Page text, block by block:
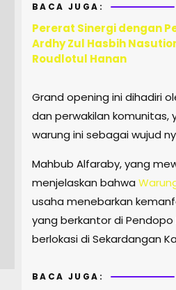
BACA JUGA:
Pererat Sinergi dengan
Ardhy Zul Hasbih
Roudlotul Hanan
Grand opening ini dihadiri
dan perwakilan
warung ini sebagai wujud
Mahbub Alfaraby, yang
menjelaskan bahwa
usaha menebarkan
yang berkantor di Pendopo
berlokasi di Sekardangan
BACA JUGA: